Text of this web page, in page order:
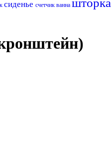
сиденье счетчик ванна